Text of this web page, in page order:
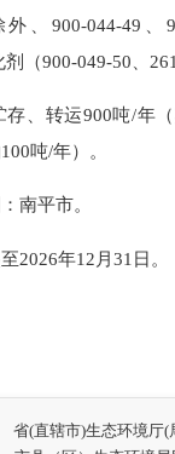
、900-044-49、
（900-049-50、
转运900吨/年（
吨/年）。
平市。
年12月31日。
省(直辖市)生态环境厅(